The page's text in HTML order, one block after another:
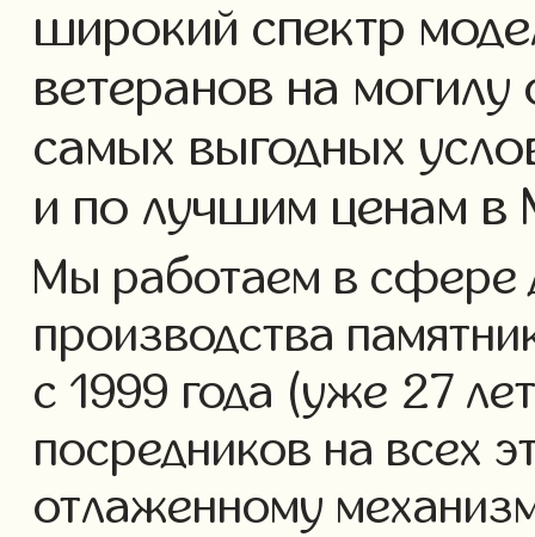
широкий спектр
ветеранов на
самых выгодных
и по лучшим ценам в
Мы работаем в сфере
производства
с 1999 года (уже 27
посредников на всех
отлаженному